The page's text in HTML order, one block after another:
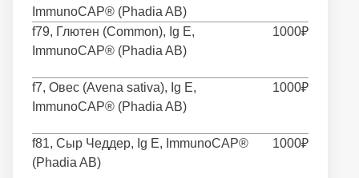
ImmunoCAP® (Phadia AB)
f79, Глютен (Common), Ig E,
ImmunoCAP® (Phadia AB)
1000₽
f7, Овес (Avena sativa), Ig E,
ImmunoCAP® (Phadia AB)
1000₽
f81, Сыр Чеддер, Ig E, ImmunoCAP®
(Phadia AB)
1000₽